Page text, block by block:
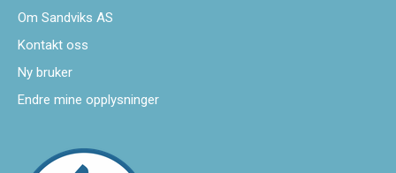
Om Sandviks AS
Kontakt oss
Ny bruker
Endre mine opplysninger